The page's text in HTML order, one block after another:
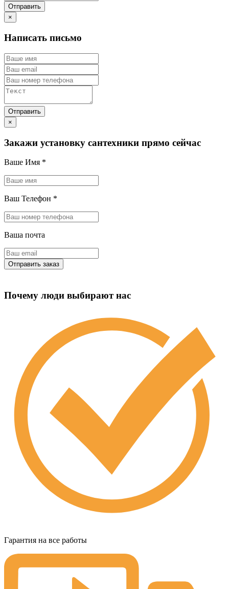
×
Написать письмо
×
Закажи установку сантехники прямо сейчас
Ваше Имя *
Ваш Телефон *
Ваша почта
Почему люди выбирают нас
Гарантия на все работы